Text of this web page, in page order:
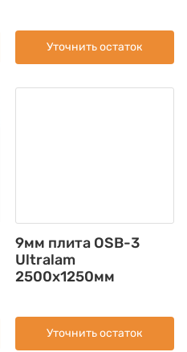
Уточнить остаток
9мм плита OSB-3
Ultralam
2500x1250мм
Уточнить остаток